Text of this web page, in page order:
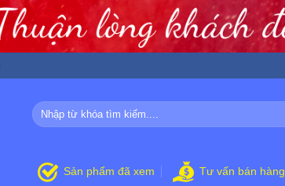
Tìm
kiếm:
Sản phẩm đã xem Tư vấn bán hàng